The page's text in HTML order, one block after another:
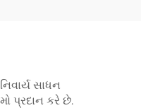
સાધન
પ્રદાન કરે છે.